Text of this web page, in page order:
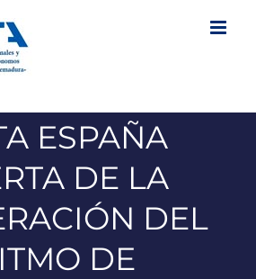
ESPAÑA
DE LA
DEL
DE